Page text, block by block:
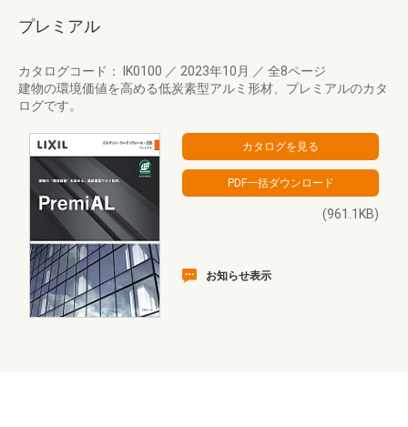
プレミアル
カタログコード： IK0100 ／ 2023年10月 ／ 全8ページ
建物の環境価値を高める低炭素型アルミ形材、プレミアルのカタ
ログです。
(961.1KB)
お知らせ表示